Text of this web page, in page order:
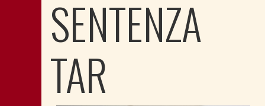
SENTENZA
TAR